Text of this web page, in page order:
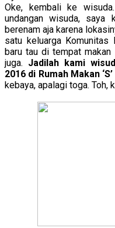
Oke, kembali ke
undangan wisuda, saya
berenam aja karena
satu keluarga Komunitas
baru tau di tempat
juga. Jadilah kami
2016 di Rumah Makan
kebaya, apalagi toga. Toh,